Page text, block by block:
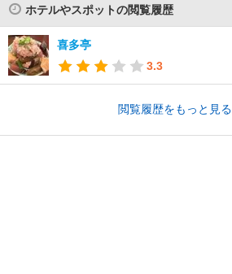
ホテルやスポットの閲覧履歴
喜多亭
3.3
閲覧履歴をもっと見る